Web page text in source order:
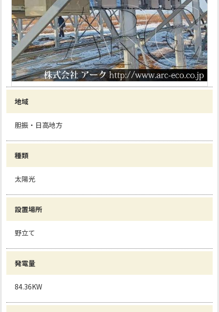
地域
胆振・日高地方
種類
太陽光
設置場所
野立て
発電量
84.36KW